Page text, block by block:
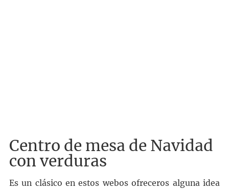
Centro de mesa de Navidad
con verduras
Es un clásico en estos webos ofreceros alguna idea